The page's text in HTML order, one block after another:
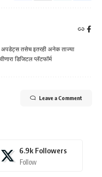
अपडेट्स तसेच इतरही अनेक ताज्या
डिजिटल प्लॅटफॉर्म
Leave a Comment
6.9k Followers
Follow